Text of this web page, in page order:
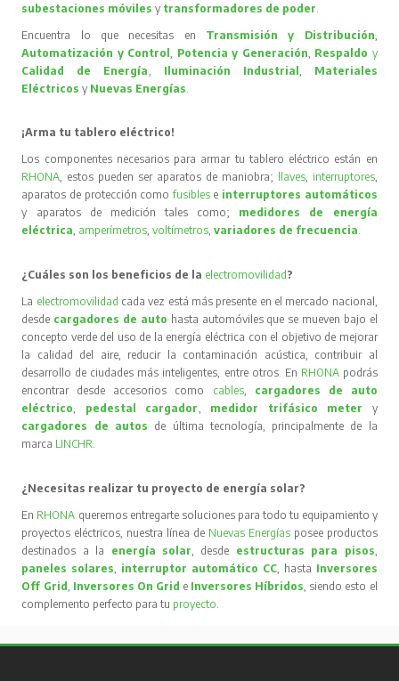
subestaciones móvilesy transformadores de poder
Encuentra lo que necesitas en Transmisión y Distribución
Automatización y Control
Potencia y Generación Respaldo y
Calidad de Energía
Iluminación Industrial
Materiales
Eléctricos y Nuevas Energías
¡Arma tu tablero eléctrico!
Los componentes necesarios para armar tu tablero eléctrico están en
RHONA , estos pueden ser aparatos de maniobra; llaves, interruptores,
aparatos de protección comofusibles e interruptores automáticos
y aparatos de medición tales como; medidores de energía
eléctrica amperímetros ,voltímetros ,variadores de frecuencia
¿Cuáles son los beneficios de la electromovilidad ?
La electromovilidad cada vez está más presente en el mercado nacional,
desde cargadores de auto hasta automóviles que se mueven bajo el
concepto verde del uso de la energía eléctrica con el objetivo de mejorar
la calidad del aire, reducir la contaminación acústica, contribuir al
desarrollo de ciudades más inteligentes, entre otros. En RHONA podrás
encontrar desde accesorios como cables, cargadores de auto
eléctrico
pedestal cargador medidor trifásico meter
y
cargadores de autos de última tecnología, principalmente de la
marca LINCHR
¿Necesitas realizar tu proyecto de energía solar?
En RHONA queremos entregarte soluciones para todo tu equipamiento y
proyectos eléctricos, nuestra línea de Nuevas Energíasposee productos
destinados a la energía solar , desde estructuras para pisos
paneles solares
interruptor automático CC, hasta Inversores
Off Grid
Inversores On Grid e Inversores Híbridos , siendo esto el
complemento perfecto para tu proyecto